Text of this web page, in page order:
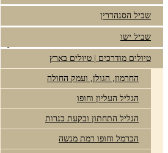
שביל הסנהדרין
שביל ישו
טיולים מודרכים | טיולים בארץ
החרמון, הגולן, ועמק החולה
הגליל העליון וחופו
הגליל התחתון ובקעת כנרות
הכרמל וחופו רמת מנשה